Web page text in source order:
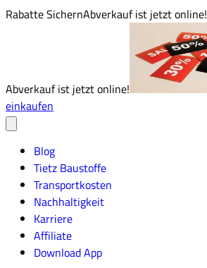
Rabatte SichernAbverkauf ist jetzt online!
Abverkauf ist jetzt online!
einkaufen
Blog
Tietz Baustoffe
Transportkosten
Nachhaltigkeit
Karriere
Affiliate
Download App